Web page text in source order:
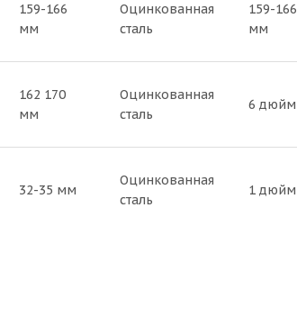
159-166
мм
Оцинкованная
сталь
159-166
мм
162 170
мм
Оцинкованная
сталь
6 дюйм
32-35 мм
Оцинкованная
сталь
1 дюйм